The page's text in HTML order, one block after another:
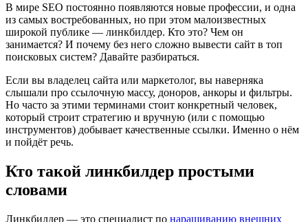
В мире SEO постоянно появляются новые профессии, и одна
из самых востребованных, но при этом малоизвестных
широкой публике — линкбилдер. Кто это? Чем он
занимается? И почему без него сложно вывести сайт в топ
поисковых систем? Давайте разбираться.
Если вы владелец сайта или маркетолог, вы наверняка
слышали про ссылочную массу, доноров, анкоры и фильтры.
Но часто за этими терминами стоит конкретный человек,
который строит стратегию и вручную (или с помощью
инструментов) добывает качественные ссылки. Именно о нём
и пойдёт речь.
Кто такой линкбилдер простыми
словами
Линкбилдер — это специалист по наращиванию внешних